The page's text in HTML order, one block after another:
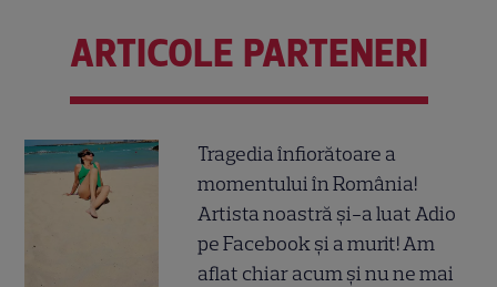
ARTICOLE PARTENERI
Tragedia înfiorătoare a
momentului în România!
Artista noastră și-a luat Adio
pe Facebook și a murit! Am
aflat chiar acum și nu ne mai